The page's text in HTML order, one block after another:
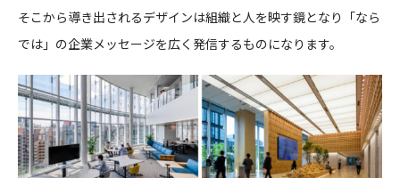
そこから導き出されるデザインは組織と人を映す鏡となり「なら
では」の企業メッセージを広く発信するものになります。